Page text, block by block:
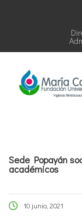
Sede Popayán
académicos
10 junio, 2021